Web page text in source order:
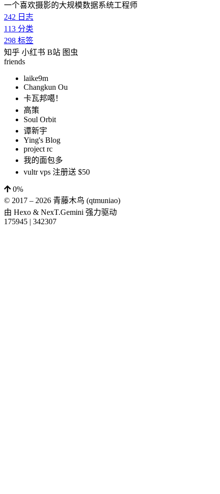
一个喜欢摄影的大规模数据系统工程师
242 日志
113 分类
298 标签
知乎 小红书 B站 图虫
friends
laike9m
Changkun Ou
卡瓦邦噶！
高策
Soul Orbit
谭新宇
Ying's Blog
project rc
我的面包多
vultr vps 注册送 $50
0%
© 2017 – 2026 青藤木鸟 (qtmuniao)
由 Hexo & NexT.Gemini 强力驱动
175945 | 342307